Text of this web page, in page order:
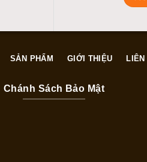
SẢN PHẨM GIỚI THIỆU LIÊN
Chánh Sách Bảo Mật